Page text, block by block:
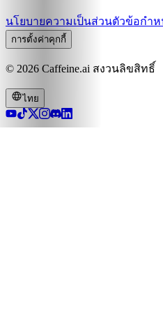
นโยบายความเป็นส่วนตัวข้อกำห
การตั้งค่าคุกกี้
© 2026 Caffeine.ai สงวนลิขสิทธิ์
ไทย